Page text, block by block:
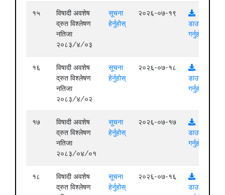
१५
विषादी अवशेष
द्रुत विश्लेषण
नतिजा
२०८३/४/०३
सूचना
हेर्नुहोस्
२०२६-०७-१९
डाउनलोड
गर्नुहोस्
१६
विषादी अवशेष
द्रुत विश्लेषण
नतिजा
२०८३/४/०२
सूचना
हेर्नुहोस्
२०२६-०७-१८
डाउनलोड
गर्नुहोस्
१७
विषादी अवशेष
द्रुत विश्लेषण
नतिजा
२०८३/०४/०१
सूचना
हेर्नुहोस्
२०२६-०७-१७
डाउनलोड
गर्नुहोस्
१८
विषादी अवशेष
द्रुत विश्लेषण
सूचना
हेर्नुहोस्
२०२६-०७-१६
डाउनलोड